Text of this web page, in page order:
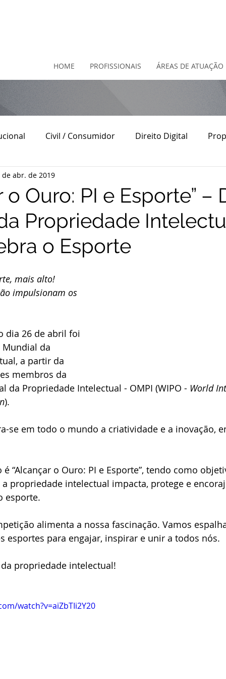
HOME PROFISSIONAIS ÁREAS DE ATUAÇÃO
Civil / Consumidor Direito Digital
Direito Contratual
o Ouro: PI e Esporte” –
Propriedade
o Esporte
de abr. de 2019
mais alto!
impulsionam os
da
a partir da
membros da
da Propriedade Intelectual - OMPI (WIPO - World
).
propriedade intelectual impacta, protege e
esporte.
esportes para engajar, inspirar e unir a todos nós.
da propriedade intelectual!
watch?v=aiZbTIi2Y20